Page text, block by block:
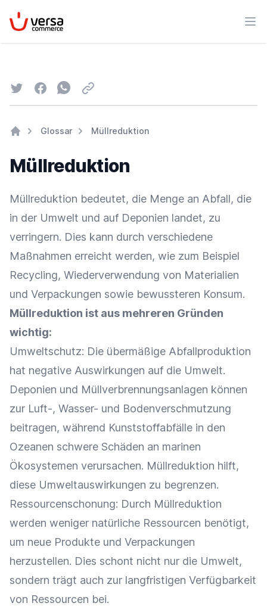
VersaCommerce
TwitterFacebookWhatsapp
Email
Glossar Müllreduktion
Müllreduktion
Müllreduktion bedeutet, die Menge an Abfall, die
in der Umwelt und auf Deponien landet, zu
verringern. Dies kann durch verschiedene
Maßnahmen erreicht werden, wie zum Beispiel
Recycling, Wiederverwendung von Materialien
und Verpackungen sowie bewussteren Konsum.
Müllreduktion ist aus mehreren Gründen
wichtig:
Umweltschutz: Die übermäßige Abfallproduktion
hat negative Auswirkungen auf die Umwelt.
Deponien und Müllverbrennungsanlagen können
zur Luft-, Wasser- und Bodenverschmutzung
beitragen, während Kunststoffabfälle in den
Ozeanen schwere Schäden an marinen
Ökosystemen verursachen. Müllreduktion hilft,
diese Umweltauswirkungen zu begrenzen.
Ressourcenschonung: Durch Müllreduktion
werden weniger natürliche Ressourcen benötigt,
um neue Produkte und Verpackungen
herzustellen. Dies schont nicht nur die Umwelt,
sondern trägt auch zur langfristigen Verfügbarkeit
von Ressourcen bei.